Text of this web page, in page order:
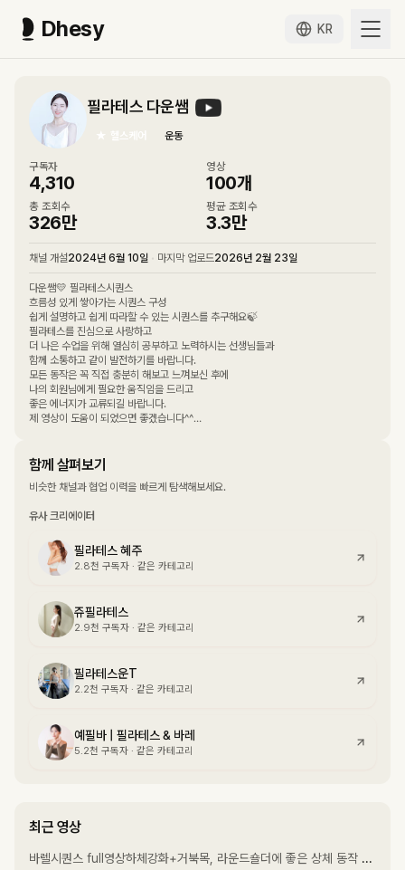
Dhesy KR
필라테스 다운쌤
★ 헬스케어 운동
구독자
4,310
영상
100개
총 조회수
326만
평균 조회수
3.3만
채널 개설2024년 6월 10일 마지막 업로드2026년 2월 23일
다운쌤💛 필라테스시퀀스
흐름성 있게 쌓아가는 시퀀스 구성
쉽게 설명하고 쉽게 따라할 수 있는 시퀀스를 추구해요🍃
필라테스를 진심으로 사랑하고
더 나은 수업을 위해 열심히 공부하고 노력하시는 선생님들과
함께 소통하고 같이 발전하기를 바랍니다.
모든 동작은 꼭 직접 충분히 해보고 느껴보신 후에
나의 회원님에게 필요한 움직임을 드리고
좋은 에너지가 교류되길 바랍니다.
제 영상이 도움이 되었으면 좋겠습니다^^
비즈니스 문의
함께 살펴보기
비슷한 채널과 협업 이력을 빠르게 탐색해보세요.
유사 크리에이터
필라테스 혜주
2.8천 구독자 · 같은 카테고리
쥬필라테스
2.9천 구독자 · 같은 카테고리
필라테스운T
2.2천 구독자 · 같은 카테고리
예필바 | 필라테스 & 바레
5.2천 구독자 · 같은 카테고리
최근 영상
바렐시퀀스 full영상하체강화+거북목, 라운드숄더에 좋은 상체 동작 필라테스시퀀스